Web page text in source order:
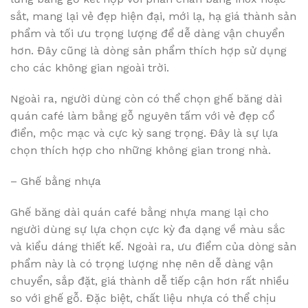
sắt, mang lại vẻ đẹp hiện đại, mới lạ, hạ giá thành sản
phẩm và tối ưu trọng lượng để dễ dàng vận chuyển
hơn. Đây cũng là dòng sản phẩm thích hợp sử dụng
cho các không gian ngoài trời.
Ngoài ra, người dùng còn có thể chọn ghế băng dài
quán café làm bằng gỗ nguyên tấm với vẻ đẹp cổ
điển, mộc mạc và cực kỳ sang trọng. Đây là sự lựa
chọn thích hợp cho những không gian trong nhà.
– Ghế bằng nhựa
Ghế băng dài quán café bằng nhựa mang lại cho
người dùng sự lựa chọn cực kỳ đa dạng về màu sắc
và kiểu dáng thiết kế. Ngoài ra, ưu điểm của dòng sản
phẩm này là có trọng lượng nhẹ nên dễ dàng vận
chuyển, sắp đặt, giá thành dễ tiếp cận hơn rất nhiều
so với ghế gỗ. Đặc biệt, chất liệu nhựa có thể chịu